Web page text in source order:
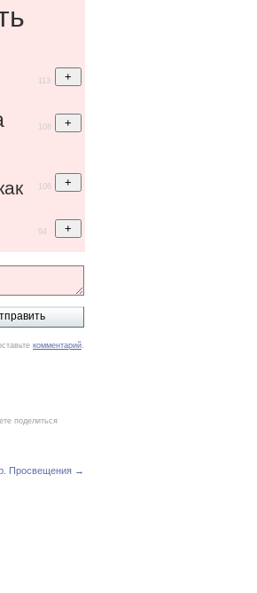
113
108
106
94
комментарий.
поделиться
Просвещения →